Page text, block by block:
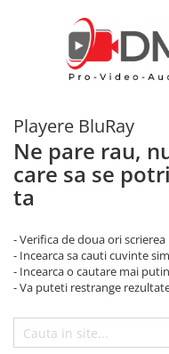
HOME AUDIO
Boxe de podea
Boxe de raft
BOXE AMPLIFICATE
Sisteme Hi-Fi cu boxe
Boxe arhitecturale
PICK-UP
Pick-UP-uri
ACCESORII AV
Cabluri alimentare retea
HOME CINEMA
Videoproiectoare
Media Playere
Procesoare surround
Stocare media
PRO AUDIO
Sisteme de
PRO VIDEO
Flux de lucru media
Grafica & Decor Virtual
Infrastructura TV
Management de continut
Procesarea semnalului
Productie live
Productie TV remote
Servere video
Sisteme de control TV
Playere BluRay
Ne pare rau,
care sa se
ta
- Verifica de doua ori scrierea
- Incearca sa cauti cuvinte
- Incearca o cautare mai
- Va puteti restrange